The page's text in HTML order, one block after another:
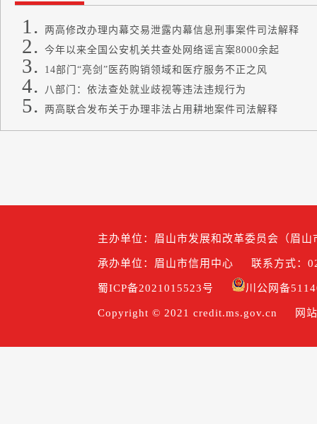
两高修改办理内幕交易泄露内幕信息刑事案件司法解释
今年以来全国公安机关共查处网络谣言案8000余起
14部门“亮剑”医药购销领域和医疗服务不正之风
八部门：依法查处就业歧视等违法违规行为
两高联合发布关于办理非法占用耕地案件司法解释
主办单位：眉山市发展和改革委员会（眉
承办单位：眉山市信用中心 联系方式：
蜀ICP备2021015523号 川公网备
Copyright © 2021 credit.ms.gov.cn 网